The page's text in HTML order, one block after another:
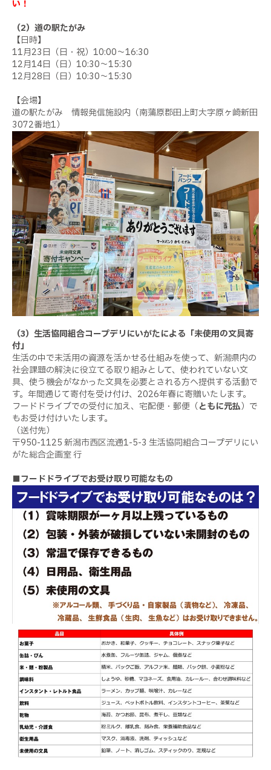
い！
（2）道の駅たがみ
【日時】
11月23日（日・祝）10:00～16:30
12月14日（日）10:30～15:30
12月28日（日）10:30～15:30
【会場】
道の駅たがみ 情報発信施設内（南蒲原郡田上町大字原ヶ崎新田
3072番地1）
（3）生活協同組合コープデリにいがたによる「未使用の文具寄
付」
生活の中で未活用の資源を活かせる仕組みを使って、新潟県内の
社会課題の解決に役立てる取り組みとして、使われていない文
具、使う機会がなかった文具を必要とされる方へ提供する活動で
す。年間通じて寄付を受け付け、2026年春に寄贈いたします。
フードドライブでの受付に加え、宅配便・郵便（ともに元払）で
もお受け付けいたします。
（送付先）
〒950-1125 新潟市西区流通1-5-3 生活協同組合コープデリにい
がた総合企画室 行
■フードドライブでお受け取り可能なもの